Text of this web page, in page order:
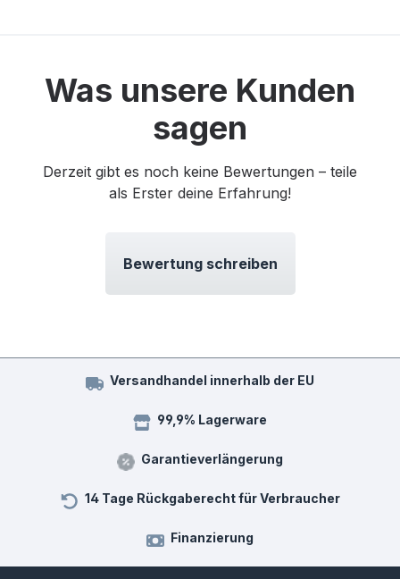
Was unsere Kunden
sagen
Derzeit gibt es noch keine Bewertungen – teile
als Erster deine Erfahrung!
Bewertung schreiben
Versandhandel innerhalb der EU
99,9% Lagerware
Garantieverlängerung
14 Tage Rückgaberecht für Verbraucher
Finanzierung